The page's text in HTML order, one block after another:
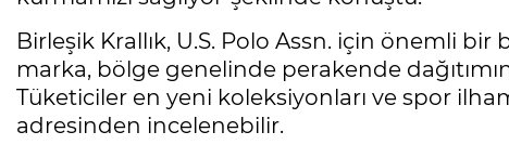
Birleşik Krallık, U.S. Polo Assn. için önemli
marka, bölge genelinde perakende
Tüketiciler en yeni koleksiyonları ve spor
adresinden incelenebilir.